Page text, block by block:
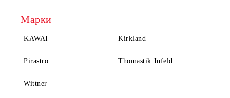
Марки
KAWAI Kirkland
Pirastro Thomastik Infeld
Wittner